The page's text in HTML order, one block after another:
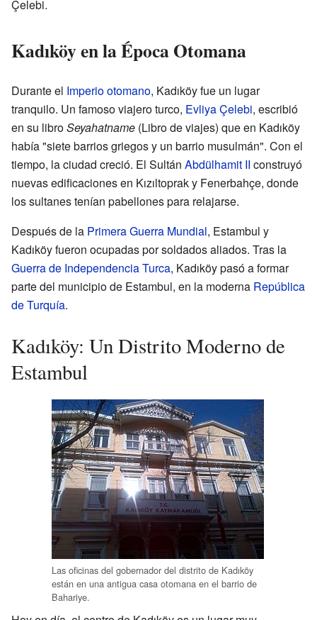
Çelebi.
Kadıköy en la Época Otomana
Durante el Imperio otomano, Kadıköy fue un lugar
tranquilo. Un famoso viajero turco, Evliya Çelebi, escribió
en su libroSeyahatname (Libro de viajes) que en Kadıköy
había "siete barrios griegos y un barrio musulmán". Con el
tiempo, la ciudad creció. El Sultán Abdülhamit II construyó
nuevas edificaciones en Kızıltoprak y Fenerbahçe, donde
los sultanes tenían pabellones para relajarse.
Después de la Primera Guerra Mundial, Estambul y
Kadıköy fueron ocupadas por soldados aliados. Tras la
Guerra de Independencia Turca, Kadıköy pasó a formar
parte del municipio de Estambul, en la moderna República
de Turquía.
Kadıköy: Un Distrito Moderno de
Estambul
Las oficinas del gobernador del distrito de Kadıköy
están en una antigua casa otomana en el barrio de
Bahariye.